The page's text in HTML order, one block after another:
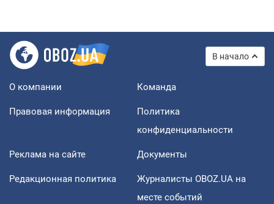
В начало
О компании Команда
Правовая информация
Политика
конфиденциальности
Реклама на сайте Документы
Редакционная политика
Журналисты OBOZ.UA на
месте событий